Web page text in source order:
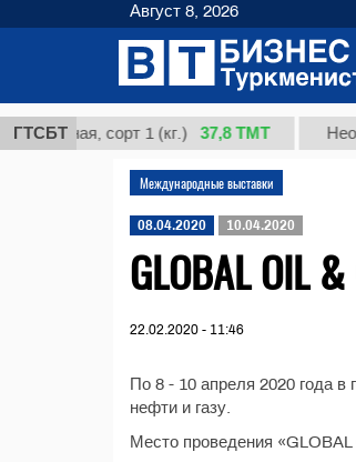
ГТСБТсорт 1 (кг.) 37,8 ТМТ
Международные выставки
08.04.2020 10.04.2020
GLOBAL OIL
22.02.2020 - 11:46
По 8 - 10 апреля 2020 года в
нефти и газу.
Место проведения
Август 8, 2026